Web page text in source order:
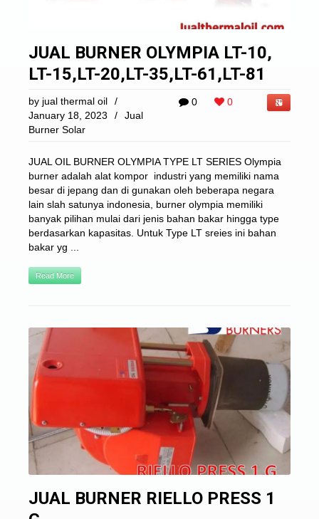
JUAL BURNER OLYMPIA LT-10,
LT-15,LT-20,LT-35,LT-61,LT-81
0 0
by jual thermal oil
/
January 18, 2023
/
Jual
Burner Solar
JUAL OIL BURNER OLYMPIA TYPE LT SERIES Olympia
burner adalah alat kompor industri yang memiliki nama
besar di jepang dan di gunakan oleh beberapa negara
lain slah satunya indonesia, burner olympia memiliki
banyak pilihan mulai dari jenis bahan bakar hingga type
berdasarkan kapasitas. Untuk Type LT sreies ini bahan
bakar yg ...
Read More
JUAL BURNER RIELLO PRESS 1